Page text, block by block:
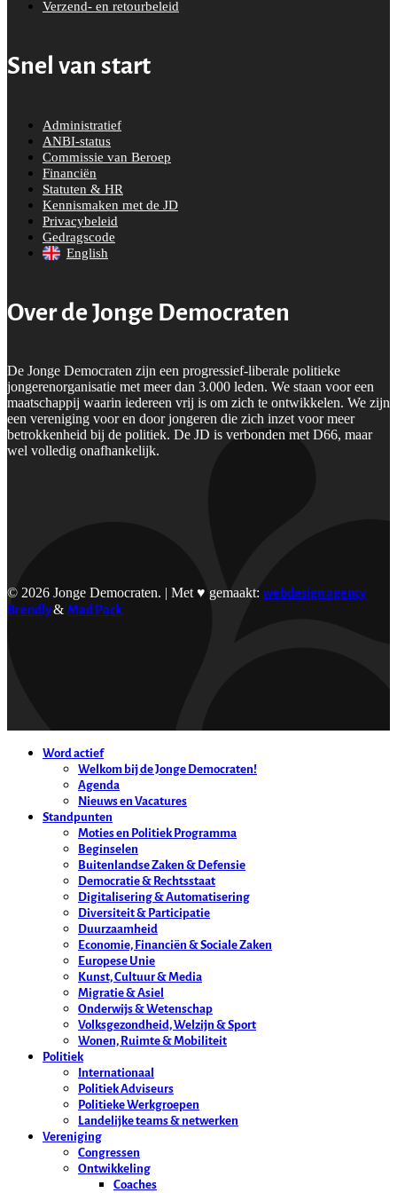
Verzend- en retourbeleid
Snel van start
Administratief
ANBI-status
Commissie van Beroep
Financiën
Statuten & HR
Kennismaken met de JD
Privacybeleid
Gedragscode
English
Over de Jonge Democraten
De Jonge Democraten zijn een progressief-liberale politieke
jongerenorganisatie met meer dan 3.000 leden. We staan voor een
maatschappij waarin iedereen vrij is om zich te ontwikkelen. We zijn
een vereniging voor en door jongeren die zich inzet voor meer
betrokkenheid bij de politiek. De JD is verbonden met D66, maar
wel volledig onafhankelijk.
© 2026 Jonge Democraten. | Met ♥︎ gemaakt: webdesign agency
Brendly& Mad Pack
Word actief
Welkom bij de Jonge Democraten!
Agenda
Nieuws en Vacatures
Standpunten
Moties en Politiek Programma
Beginselen
Buitenlandse Zaken & Defensie
Democratie & Rechtsstaat
Digitalisering & Automatisering
Diversiteit & Participatie
Duurzaamheid
Economie, Financiën & Sociale Zaken
Europese Unie
Kunst, Cultuur & Media
Migratie & Asiel
Onderwijs & Wetenschap
Volksgezondheid, Welzijn & Sport
Wonen, Ruimte & Mobiliteit
Politiek
Internationaal
Politiek Adviseurs
Politieke Werkgroepen
Landelijke teams & netwerken
Vereniging
Congressen
Ontwikkeling
Coaches